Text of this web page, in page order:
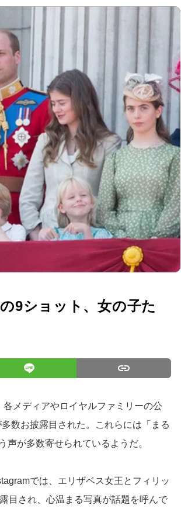
9ショット、女の子た
メディアやロイヤルファミリーの公
数お披露目された。これらには「まる
が多数寄せられているようだ。
では、エリザベス女王とフィリッ
目され、心温まる写真が話題を呼んで